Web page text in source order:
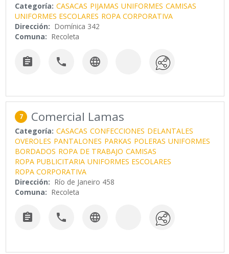
Categoría: CASACAS PIJAMAS UNIFORMES CAMISAS
UNIFORMES ESCOLARES ROPA CORPORATIVA
Dirección: Domínica 342
Comuna: Recoleta
  
7 Comercial Lamas
Categoría: CASACAS CONFECCIONES DELANTALES
OVEROLES PANTALONES PARKAS POLERAS UNIFORMES
BORDADOS ROPA DE TRABAJO CAMISAS
ROPA PUBLICITARIA UNIFORMES ESCOLARES
ROPA CORPORATIVA
Dirección: Río de Janeiro 458
Comuna: Recoleta
  